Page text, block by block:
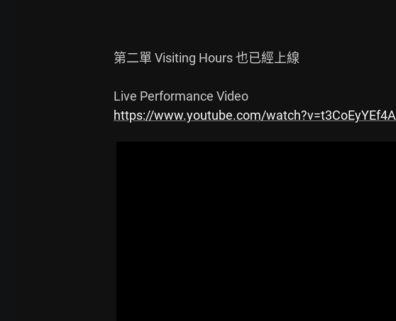
第二單 Visiting Hours 也已經上線
https://www.youtube.com/watch?v=t3CoEyYEf4A